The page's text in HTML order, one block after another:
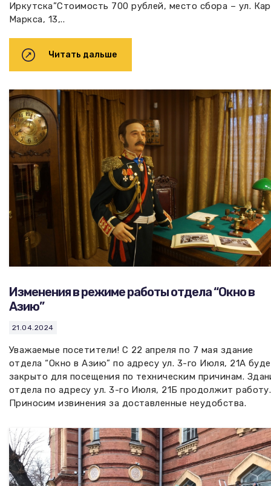
Иркутска”Стоимость 700 рублей, место сбора – ул.
Маркса, 13,..
Читать дальше
Изменения в режиме работы отдела “Окно в
Азию”
21.04.2024
Уважаемые посетители! С 22 апреля по 7 мая здание
отдела “Окно в Азию” по адресу ул. 3-го Июля, 21А
закрыто для посещения по техническим причинам.
отдела по адресу ул. 3-го Июля, 21Б продолжит работу.
Приносим извинения за доставленные неудобства.